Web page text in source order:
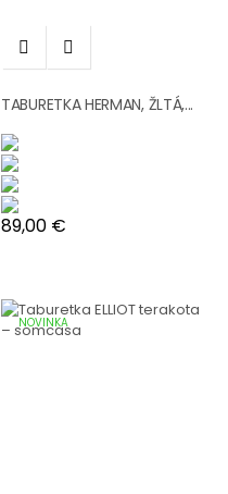
 
TABURETKA HERMAN, ŽLTÁ,...
Cena
89,00 €
NOVINKA